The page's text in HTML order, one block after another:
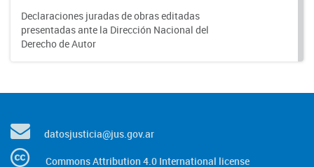
Declaraciones juradas de obras editadas
presentadas ante la Dirección Nacional del
Derecho de Autor
datosjusticia@jus.gov.ar
Commons Attribution 4.0 International license